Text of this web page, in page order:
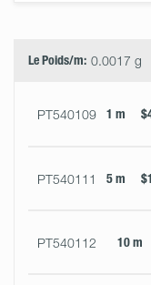
Le Poids/m: 0.0017 g
PT540109 1 m
PT540111 5 m
PT540112 10 m